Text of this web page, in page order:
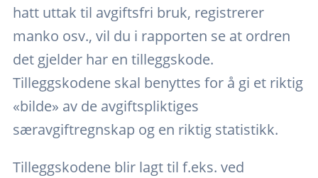
hatt uttak til avgiftsfri bruk, registrerer
manko osv., vil du i rapporten se at ordren
det gjelder har en tilleggskode.
Tilleggskodene skal benyttes for å gi et riktig
«bilde» av de avgiftspliktiges
særavgiftregnskap og en riktig statistikk.
Tilleggskodene blir lagt til f.eks. ved